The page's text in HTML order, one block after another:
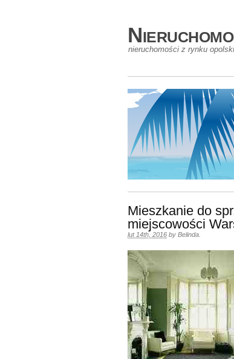
nieruchomości z rynku
Mieszkanie do
miejscowości
lut 14th, 2016 by Belinda